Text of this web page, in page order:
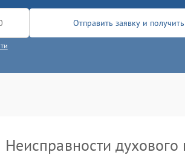
Отправить заявку и
Неисправности